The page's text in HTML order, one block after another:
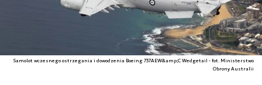
Samolot wczesnego ostrzegania i dowodzenia Boeing 737AEW&amp;C Wedgetail - fot. Ministerstwo
Obrony Australii